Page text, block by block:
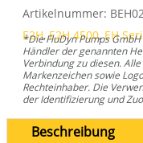
Artikelnummer:
E2H,E2H 4500,EH
*Die FluDyn Pumps
Händler der genannten
Verbindung zu diesen.
Markenzeichen sowie
Rechteinhaber. Die
der Identifizierung und
Beschreibung